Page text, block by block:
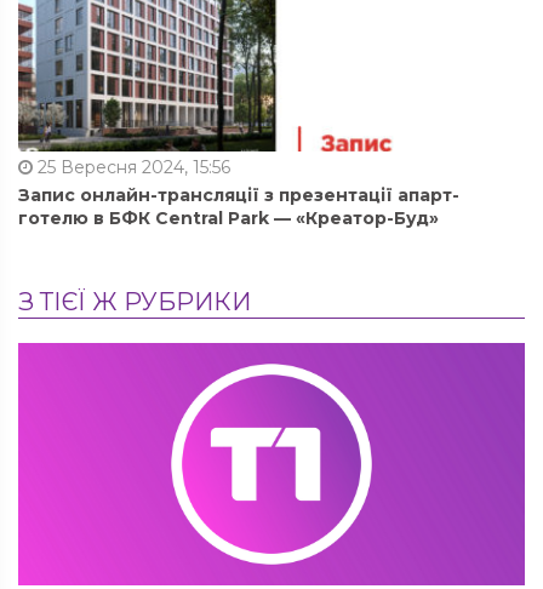
25 Вересня 2024, 15:56
Запис онлайн-трансляції з презентації апарт-
готелю в БФК Central Park — «Креатор-Буд»
З ТІЄЇ Ж РУБРИКИ